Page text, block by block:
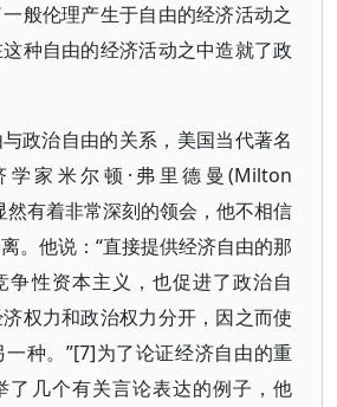
般伦理产生于自由的经济活动之
种自由的经济活动之中造就了政
政治自由的关系，美国当代著名
学家米尔顿·弗里德曼(Milton
有着非常深刻的领会，他不相信
。他说：“直接提供经济自由的那
争性资本主义，也促进了政治自
权力和政治权力分开，因之而使
种。”[7]为了论证经济自由的重
了几个有关言论表达的例子，他